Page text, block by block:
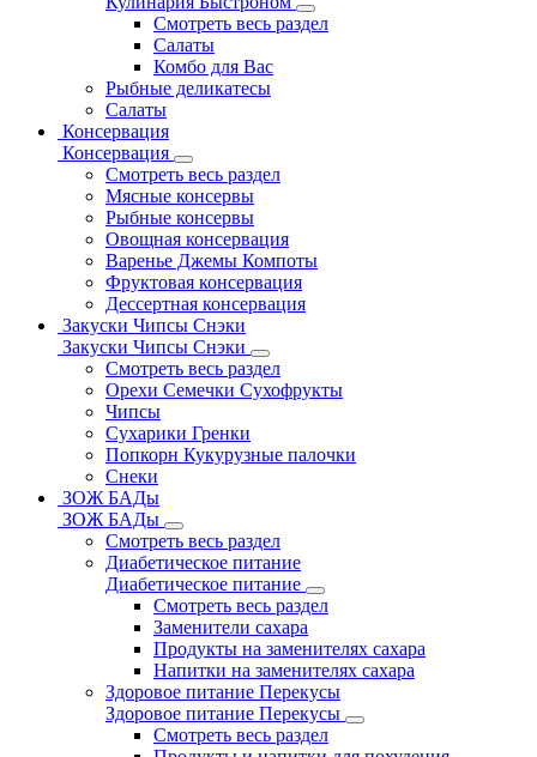
Смотреть весь раздел
Салаты
Комбо для Вас
Рыбные деликатесы
Салаты
Консервация
Консервация
Смотреть весь раздел
Мясные консервы
Рыбные консервы
Овощная консервация
Варенье Джемы Компоты
Фруктовая консервация
Дессертная консервация
Закуски Чипсы Снэки
Закуски Чипсы Снэки
Смотреть весь раздел
Орехи Семечки Сухофрукты
Чипсы
Сухарики Гренки
Попкорн Кукурузные палочки
Снеки
ЗОЖ БАДы
ЗОЖ БАДы
Смотреть весь раздел
Диабетическое питание
Диабетическое питание
Смотреть весь раздел
Заменители сахара
Продукты на заменителях сахара
Напитки на заменителях сахара
Здоровое питание Перекусы
Здоровое питание Перекусы
Смотреть весь раздел